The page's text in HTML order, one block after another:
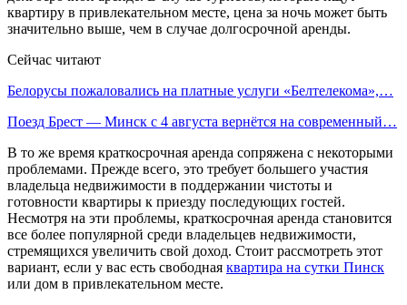
квартиру в привлекательном месте, цена за ночь может быть
значительно выше, чем в случае долгосрочной аренды.
Сейчас читают
Белорусы пожаловались на платные услуги «Белтелекома»,…
Поезд Брест — Минск с 4 августа вернётся на современный…
В то же время краткосрочная аренда сопряжена с некоторыми
проблемами. Прежде всего, это требует большего участия
владельца недвижимости в поддержании чистоты и
готовности квартиры к приезду последующих гостей.
Несмотря на эти проблемы, краткосрочная аренда становится
все более популярной среди владельцев недвижимости,
стремящихся увеличить свой доход. Стоит рассмотреть этот
вариант, если у вас есть свободная квартира на сутки Пинск
или дом в привлекательном месте.